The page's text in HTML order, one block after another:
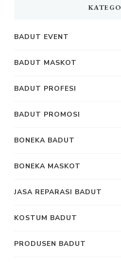
BADUT EVENT
BADUT MASKOT
BADUT PROFESI
BADUT PROMOSI
BONEKA BADUT
BONEKA MASKOT
JASA REPARASI BADUT
KOSTUM BADUT
PRODUSEN BADUT